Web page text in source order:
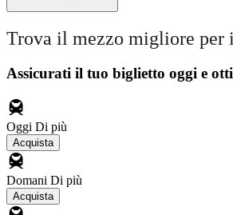
Trova il mezzo migliore per
Assicurati il ​​tuo biglietto oggi e
Oggi Di più
Acquista
Domani Di più
Acquista